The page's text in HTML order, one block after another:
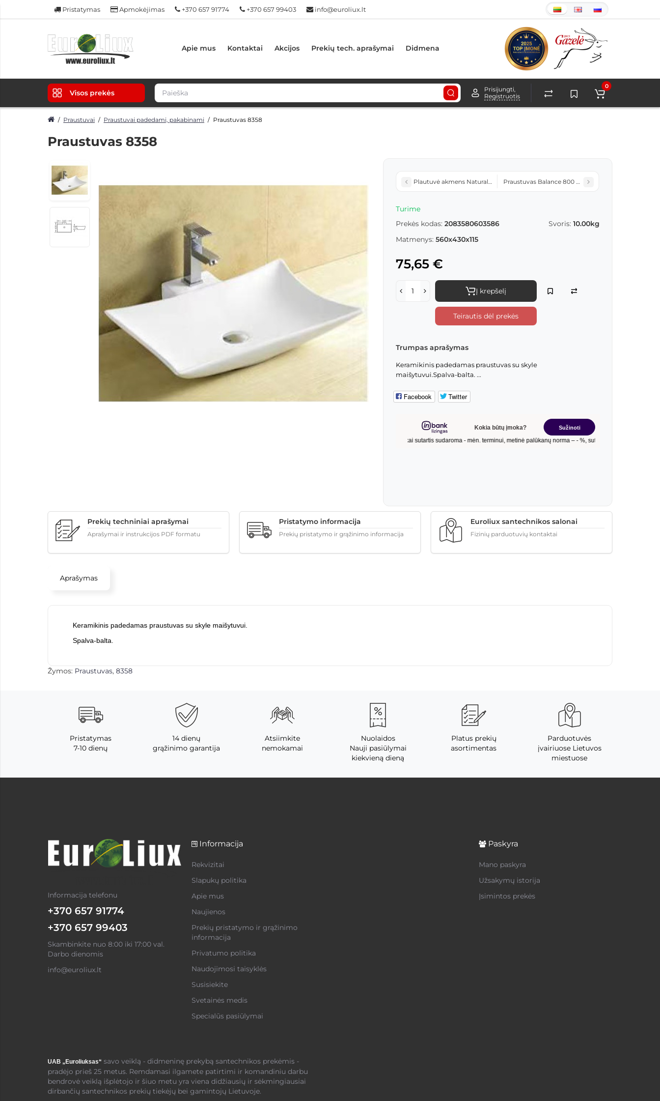
Pristatymas Apmokėjimas +370 657 91774 +370 657 99403 info@euroliux.lt
Apie mus Kontaktai Akcijos Prekių tech. aprašymai Didmena
Visos prekės
Prisijungti,
Registruotis
0
Praustuvai Praustuvai padedami, pakabinami Praustuvas 8358
Praustuvas 8358
Plautuvė akmens Natural egg Praustuvas Balance 800 keramikinis baltas
Turime
Prekės kodas: 2083580603586 Svoris: 10.00kg
Matmenys: 560x430x115
75,65 €
Į krepšelį
Teirautis dėl prekės
Trumpas aprašymas
Keramikinis padedamas praustuvas su skyle
maišytuvui.Spalva-balta. ...
Facebook Twitter
Prekių techniniai aprašymai
Aprašymai ir instrukcijos PDF formatu
Pristatymo informacija
Prekių pristatymo ir grąžinimo informacija
Euroliux santechnikos salonai
Fizinių parduotuvių kontaktai
Aprašymas
Keramikinis padedamas praustuvas su skyle maišytuvui.
Spalva-balta.
Žymos: Praustuvas, 8358
Pristatymas
7-10 dienų
14 dienų
grąžinimo garantija
Atsiimkite
nemokamai
Nuolaidos
Nauji pasiūlymai
kiekvieną dieną
Platus prekių
asortimentas
Parduotuvės
įvairiuose Lietuvos
miestuose
Informacija telefonu
+370 657 91774
+370 657 99403
Skambinkite nuo 8:00 iki 17:00 val.
Darbo dienomis
info@euroliux.lt
Informacija
Rekvizitai
Slapukų politika
Apie mus
Naujienos
Prekių pristatymo ir grąžinimo
informacija
Privatumo politika
Naudojimosi taisyklės
Susisiekite
Svetainės medis
Specialūs pasiūlymai
Paskyra
Mano paskyra
Užsakymų istorija
Įsimintos prekės
UAB „Euroliuksas“ savo veiklą - didmeninę prekybą santechnikos prekėmis -
pradėjo prieš 25 metus. Remdamasi ilgamete patirtimi ir komandiniu darbu
bendrovė veiklą išplėtojo ir šiuo metu yra viena didžiausių ir sėkmingiausiai
dirbančių santechnikos prekių tiekėjų bei gamintojų Lietuvoje.